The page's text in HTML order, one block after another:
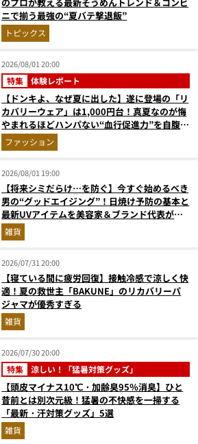
ニで揃う最強の“夏バテ撃退飯”
トピックス
2026/08/01 20:00
特集 体験レポート
【ドンキよ、なぜ夏に出した】遂に登場の「リ
カバリーウェア」は1,000円台！真夏なのが悔
やまれるほどハンパない“血行促進力”を自腹レ
ビュー
ファッション
2026/08/01 19:00
【将来シミだらけ…を防ぐ】今すぐ始めるべき
男の“グッドエイジング”！日焼け予防の基本と
最新UVアイテムを美容家＆ブランド代表がプ
ロ目線で指南／大人の価値向上研究所
雑貨
2026/07/31 20:00
【寝ている間に疲労回復】接触冷感で涼しく快
適！夏の救世主「BAKUNE」のリカバリーパ
ジャマが優秀すぎる
雑貨
2026/07/30 20:00
特集 涼しい！「猛暑対策グッズ」
【頭皮マイナス10℃・加齢臭95％消臭】ひと
昔前とは別次元級！猛暑の不快感を一掃する
「最新・汗対策グッズ」5選
雑貨